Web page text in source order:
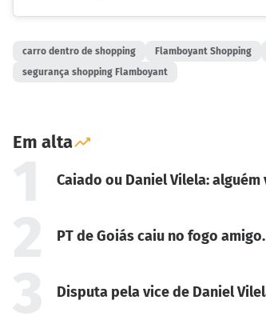
carro dentro de shopping Flamboyant Shopping
segurança shopping Flamboyant
Em alta
Caiado ou Daniel Vilela:
PT de Goiás caiu no fogo
Disputa pela vice de Daniel